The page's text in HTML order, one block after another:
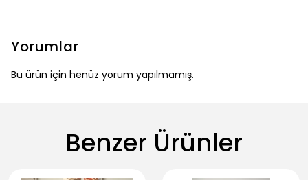
Yorumlar
Bu ürün için henüz yorum yapılmamış.
Benzer Ürünler